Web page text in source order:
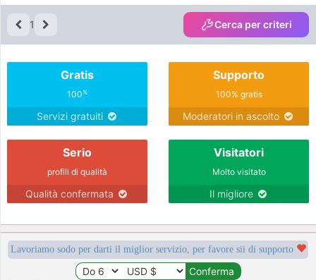
1 Cerca per criteri
Gratis
100%
Servizi gratuiti
Supporto
100% gratis
Moderatori in ascolto
Serio
profili di qualità
Qualità confermata
Visitatori
Molto visitato
Il migliore
Lavoriamo sodo per darti il miglior servizio, per favore sii di supporto